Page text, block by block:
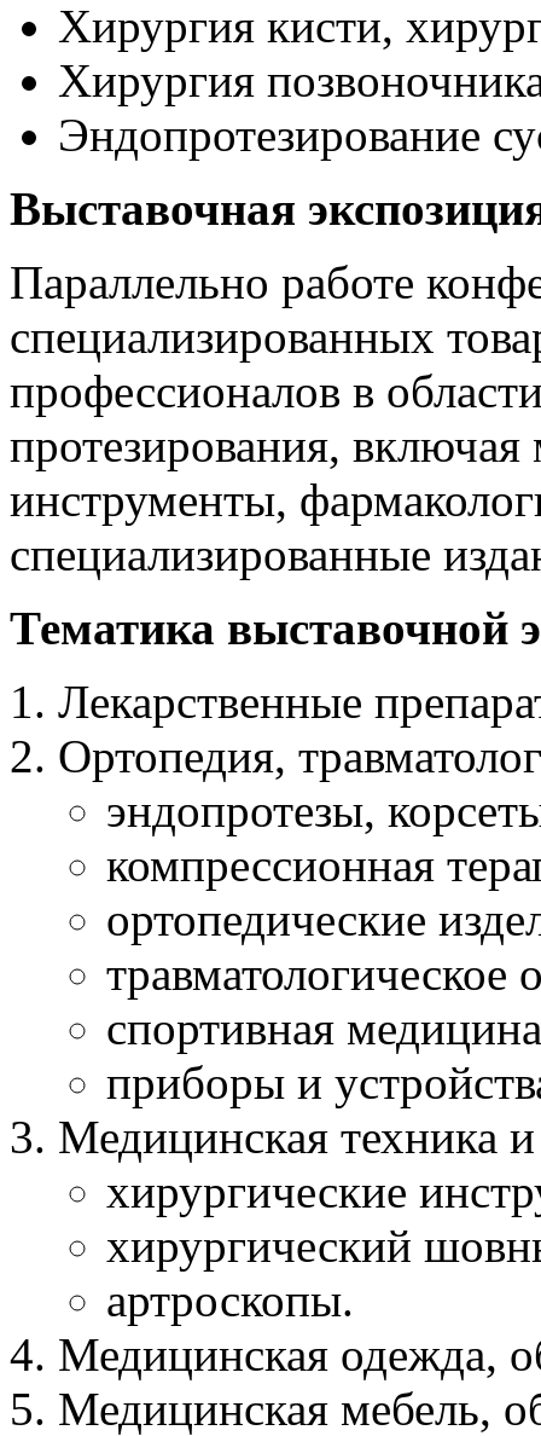
Хирургия кисти,
Хирургия
Эндопротезирование
Выставочная
Параллельно работе
специализированных
профессионалов в
протезирования,
инструменты,
специализированные
Тематика выставочной
Лекарственные
Ортопедия,
эндопротезы,
компрессионная
ортопедические
травматологическое
спортивная
приборы и
Медицинская техника
хирургические
хирургический
артроскопы.
Медицинская одежда,
Медицинская мебель,